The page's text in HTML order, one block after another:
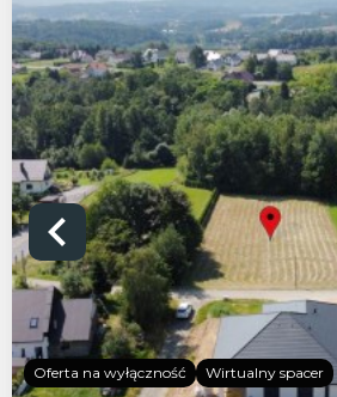
Oferta na wyłączność Wirtualny spacer